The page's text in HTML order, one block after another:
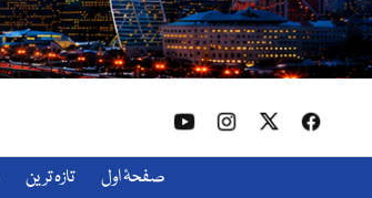
صفحۂ اول تازہ ترین